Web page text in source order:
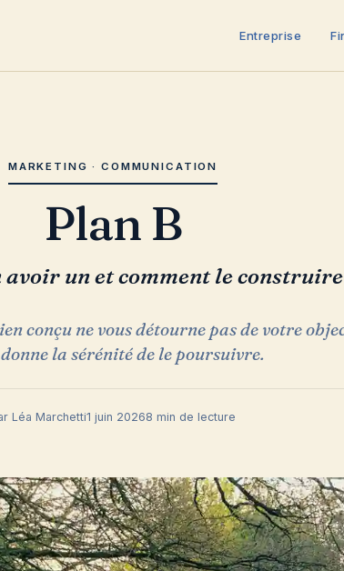
Entreprise
MARKETING · COMMUNICATION
Plan B
avoir un et comment le construire
conçu ne vous détourne pas de votre
la sérénité de le poursuivre.
Léa Marchetti1 juin 20268 min de lecture